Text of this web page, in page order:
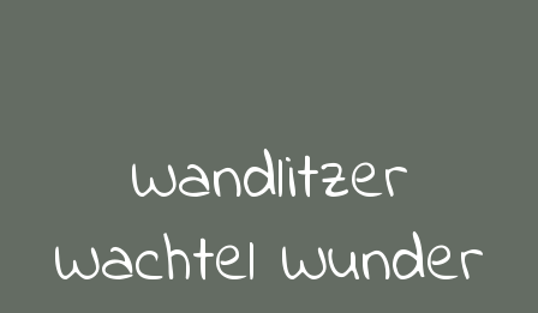
Wandlitzer
Wachtel Wunder